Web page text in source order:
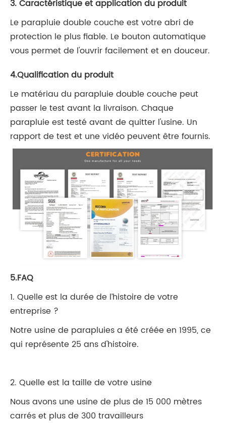
3. Caractéristique et application du produit
Le parapluie double couche est votre abri de
protection le plus fiable. Le bouton automatique
vous permet de l'ouvrir facilement et en douceur.
4.Qualification du produit
Le matériau du parapluie double couche peut
passer le test avant la livraison. Chaque
parapluie est testé avant de quitter l'usine. Un
rapport de test et une vidéo peuvent être fournis.
5.FAQ
1. Quelle est la durée de l’histoire de votre
entreprise ?
Notre usine de parapluies a été créée en 1995, ce
qui représente 25 ans d'histoire.
2. Quelle est la taille de votre usine
Nous avons une usine de plus de 15 000 mètres
carrés et plus de 300 travailleurs